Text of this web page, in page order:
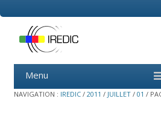
Menu
content
NAVIGATION : IREDIC / 2011 / JUILLET / 01 /